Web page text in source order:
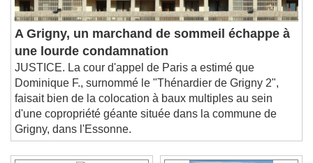
A Grigny, un marchand de sommeil échappe à
une lourde condamnation
JUSTICE. La cour d'appel de Paris a estimé que
Dominique F., surnommé le "Thénardier de Grigny 2",
faisait bien de la colocation à baux multiples au sein
d'une copropriété géante située dans la commune de
Grigny, dans l'Essonne.